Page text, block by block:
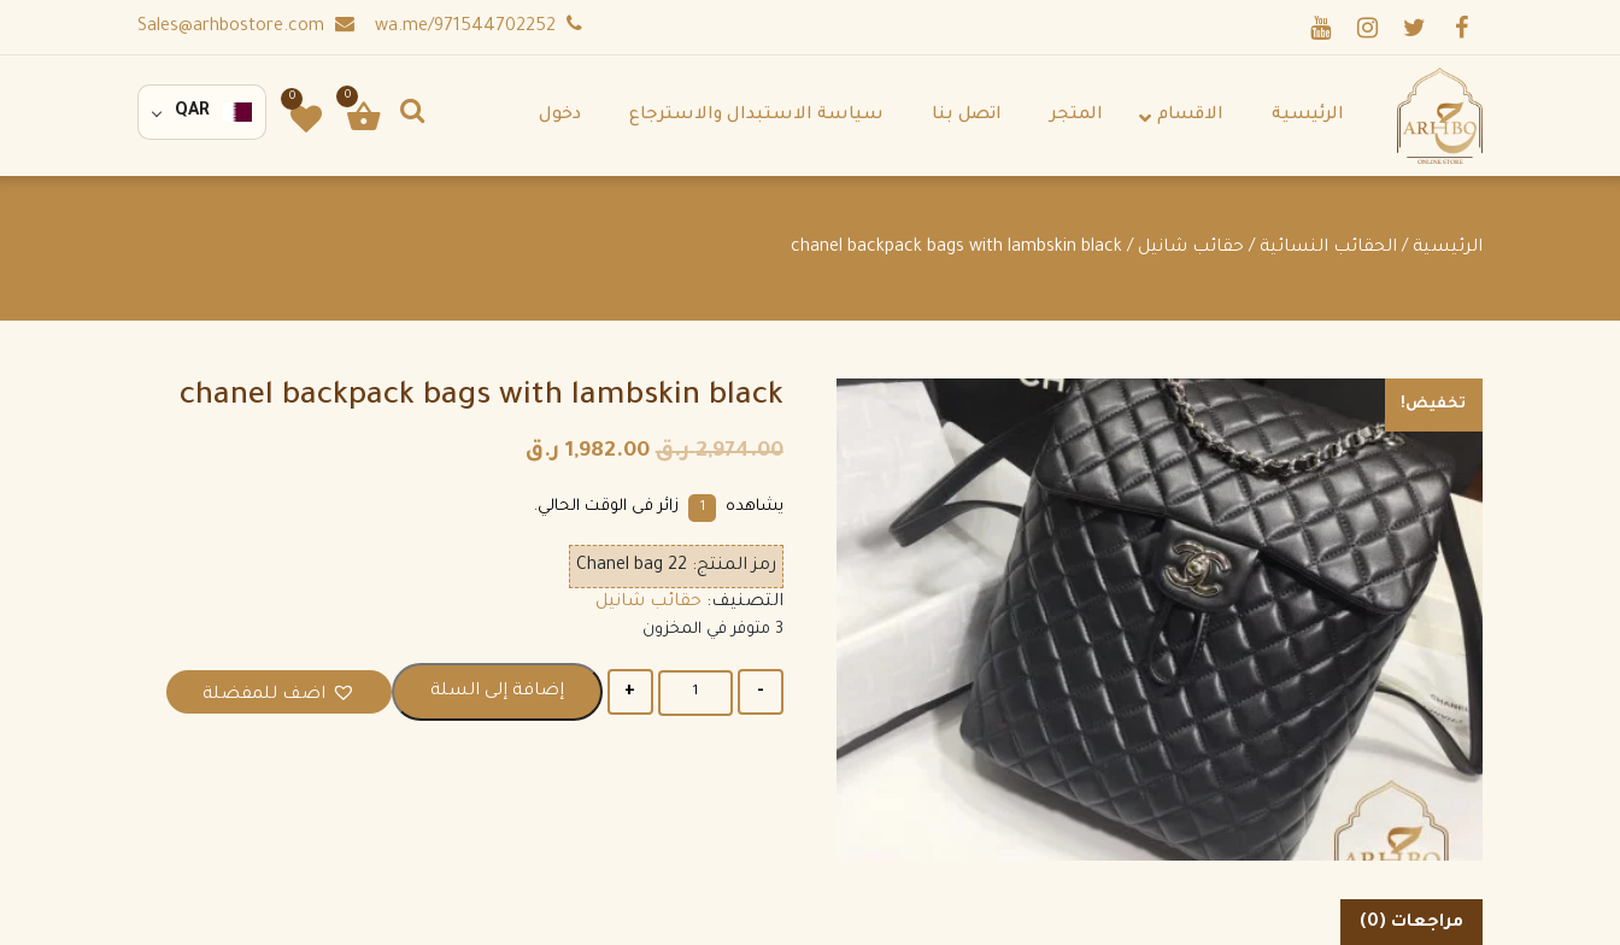
الرئيسية الاقسام المتجر اتصل بنا سياسة الاستبدال والاسترجاع دخول
0
0
QAR
الرئيسية / الحقائب النسائية / حقائب شانيل / chanel backpack bags with lambskin black
تخفيض! chanel backpack bags with lambskin black
2,974.00 ر.ق 1,982.00 ر.ق
يشاهده 1 زائر فى الوقت الحالي.
رمز المنتج: Chanel bag 22
التصنيف: حقائب شانيل
3 متوفر في المخزون
الكمية
إضافة إلى السلة اضف للمفضلة
مراجعات (0)